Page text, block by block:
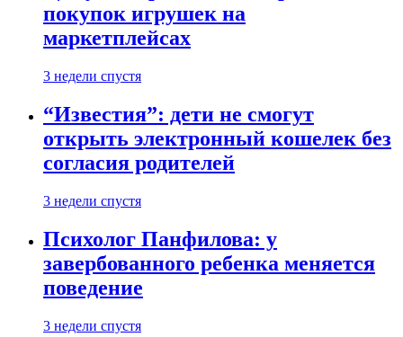
покупок игрушек на
маркетплейсах
3 недели спустя
“Известия”: дети не смогут
открыть электронный кошелек без
согласия родителей
3 недели спустя
Психолог Панфилова: у
завербованного ребенка меняется
поведение
3 недели спустя